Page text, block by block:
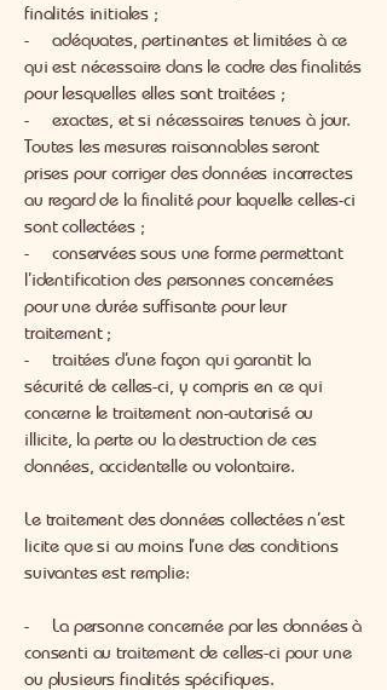
finalités initiales ;
- adéquates, pertinentes et limitées à ce
qui est nécessaire dans le cadre des finalités
pour lesquelles elles sont traitées ;
- exactes, et si nécessaires tenues à jour.
Toutes les mesures raisonnables seront
prises pour corriger des données incorrectes
au regard de la finalité pour laquelle celles-ci
sont collectées ;
- conservées sous une forme permettant
l’identification des personnes concernées
pour une durée suffisante pour leur
traitement ;
- traitées d’une façon qui garantit la
sécurité de celles-ci, y compris en ce qui
concerne le traitement non-autorisé ou
illicite, la perte ou la destruction de ces
données, accidentelle ou volontaire.
Le traitement des données collectées n’est
licite que si au moins l’une des conditions
suivantes est remplie:
- La personne concernée par les données à
consenti au traitement de celles-ci pour une
ou plusieurs finalités spécifiques.